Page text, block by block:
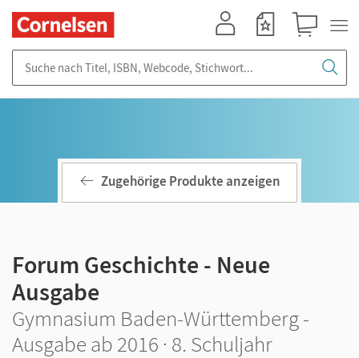
Zugehörige Produkte anzeigen
Forum Geschichte - Neue
Ausgabe
Gymnasium Baden-Württemberg -
Ausgabe ab 2016 · 8. Schuljahr